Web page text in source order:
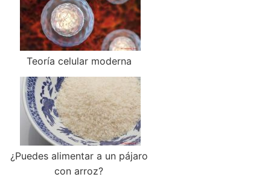
Teoría celular moderna
¿Puedes alimentar a un pájaro
con arroz?